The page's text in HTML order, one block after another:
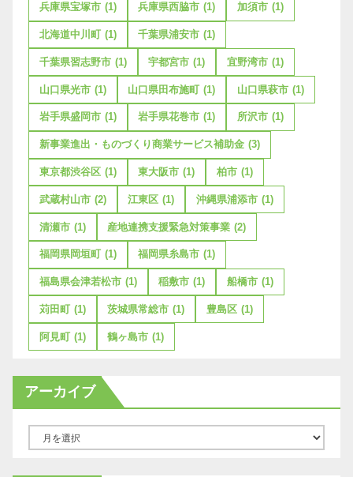
兵庫県宝塚市 (1) 兵庫県西脇市 (1) 加須市 (1)
北海道中川町 (1) 千葉県浦安市 (1)
千葉県習志野市 (1) 宇都宮市 (1) 宜野湾市 (1)
山口県光市 (1) 山口県田布施町 (1) 山口県萩市 (1)
岩手県盛岡市 (1) 岩手県花巻市 (1) 所沢市 (1)
新事業進出・ものづくり商業サービス補助金 (3)
東京都渋谷区 (1) 東大阪市 (1) 柏市 (1)
武蔵村山市 (2) 江東区 (1) 沖縄県浦添市 (1)
清瀬市 (1) 産地連携支援緊急対策事業 (2)
福岡県岡垣町 (1) 福岡県糸島市 (1)
福島県会津若松市 (1) 稲敷市 (1) 船橋市 (1)
苅田町 (1) 茨城県常総市 (1) 豊島区 (1)
阿見町 (1) 鶴ヶ島市 (1)
アーカイブ